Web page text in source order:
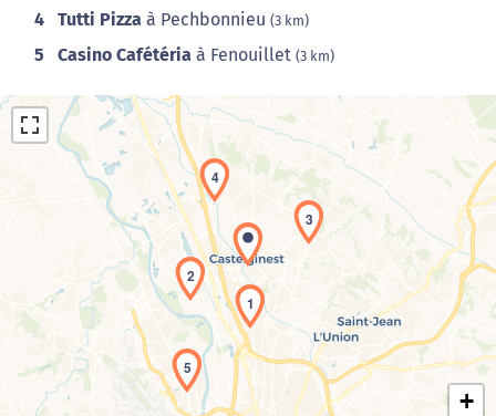
4 Tutti Pizza à Pechbonnieu (3 km)
5 Casino Cafétéria à Fenouillet (3 km)
Chargement de la carte en cours...
1
2
3
4
5
+